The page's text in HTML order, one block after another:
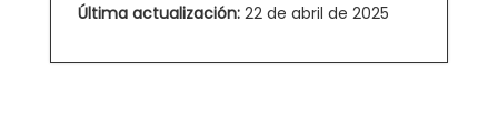
Última actualización: 22 de abril de 2025